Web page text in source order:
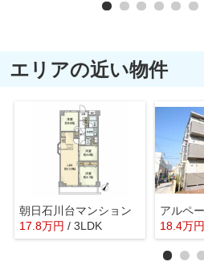
エリアの近い物件
朝日石川台マンション
17.8万円 / 3LDK
18.4万円